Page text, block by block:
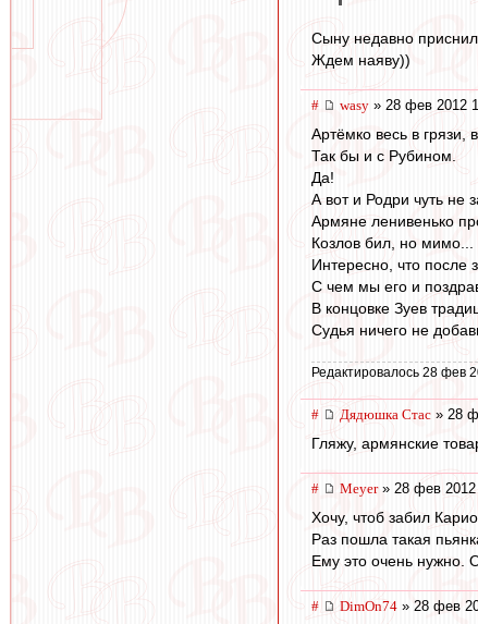
Сыну недавно
Ждем наяву))
# wasy » 28 фев 2012
Артёмко весь в грязи,
Так бы и с Рубином.
Да!
А вот и Родри чуть не
Армяне ленивенько
Козлов бил, но мимо...
Интересно, что после
С чем мы его и
В концовке Зуев
Судья ничего не
Редактировалось 28 фев
# Дядюшка Стас » 28
Гляжу, армянские
# Meyer» 28 фев 2012
Хочу, чтоб забил
Раз пошла такая
Ему это очень нужно.
# DimOn74 » 28 фев